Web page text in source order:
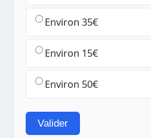
Environ 35€
Environ 15€
Environ 50€
Valider